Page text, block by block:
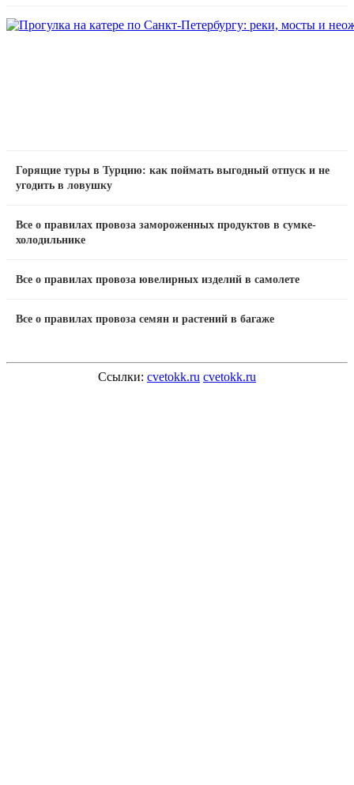
Горящие туры в Турцию: как поймать выгодный отпуск и не
угодить в ловушку
Все о правилах провоза замороженных продуктов в сумке-
холодильнике
Все о правилах провоза ювелирных изделий в самолете
Все о правилах провоза семян и растений в багаже
Ссылки: cvetokk.ru cvetokk.ru